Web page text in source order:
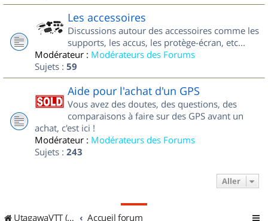
Les accessoires
Discussions autour des accessoires comme les
supports, les accus, les protège-écran, etc...
Modérateur : Modérateurs des Forums
Sujets : 59
Aide pour l'achat d'un GPS
Vous avez des doutes, des questions, des
comparaisons à faire sur des GPS avant un
achat, c'est ici !
Modérateur : Modérateurs des Forums
Sujets : 243
Aller
UtagawaVTT (Randos VTT et VTTAE avec traces GPS) Accueil forum